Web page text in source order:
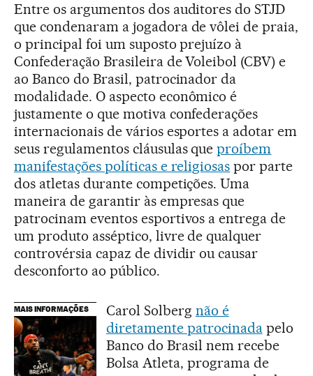
Entre os argumentos dos auditores do STJD
que condenaram a jogadora de vôlei de praia,
o principal foi um suposto prejuízo à
Confederação Brasileira de Voleibol (CBV) e
ao Banco do Brasil, patrocinador da
modalidade. O aspecto econômico é
justamente o que motiva confederações
internacionais de vários esportes a adotar em
seus regulamentos cláusulas queproíbem
manifestações políticas e religiosas por parte
dos atletas durante competições. Uma
maneira de garantir às empresas que
patrocinam eventos esportivos a entrega de
um produto asséptico, livre de qualquer
controvérsia capaz de dividir ou causar
desconforto ao público.
MAIS INFORMAÇÕES Carol Solberg não é
diretamente patrocinadapelo
Banco do Brasil nem recebe
Bolsa Atleta, programa de